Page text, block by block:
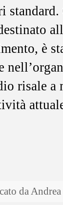
è
risale a
da